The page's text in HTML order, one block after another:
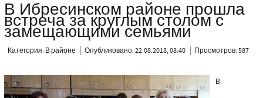
В Ибресинском районе прошла
встреча за круглым столом с
замещающими семьями
Категория: В районе Опубликовано: 22.08.2018, 08:40 Просмотров: 587
В